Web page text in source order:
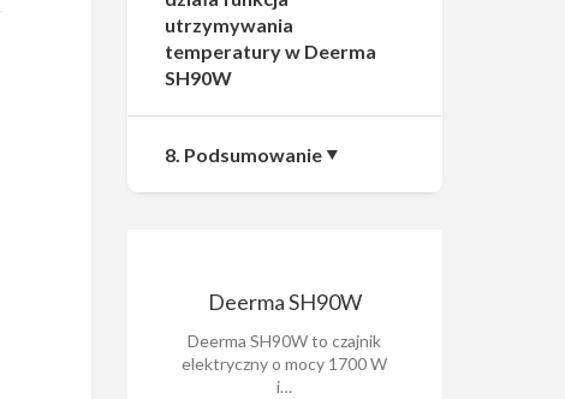
utrzymywania
temperatury w Deerma
SH90W
8. Podsumowanie
Deerma SH90W
Deerma SH90W to czajnik
elektryczny o mocy 1700 W
i…